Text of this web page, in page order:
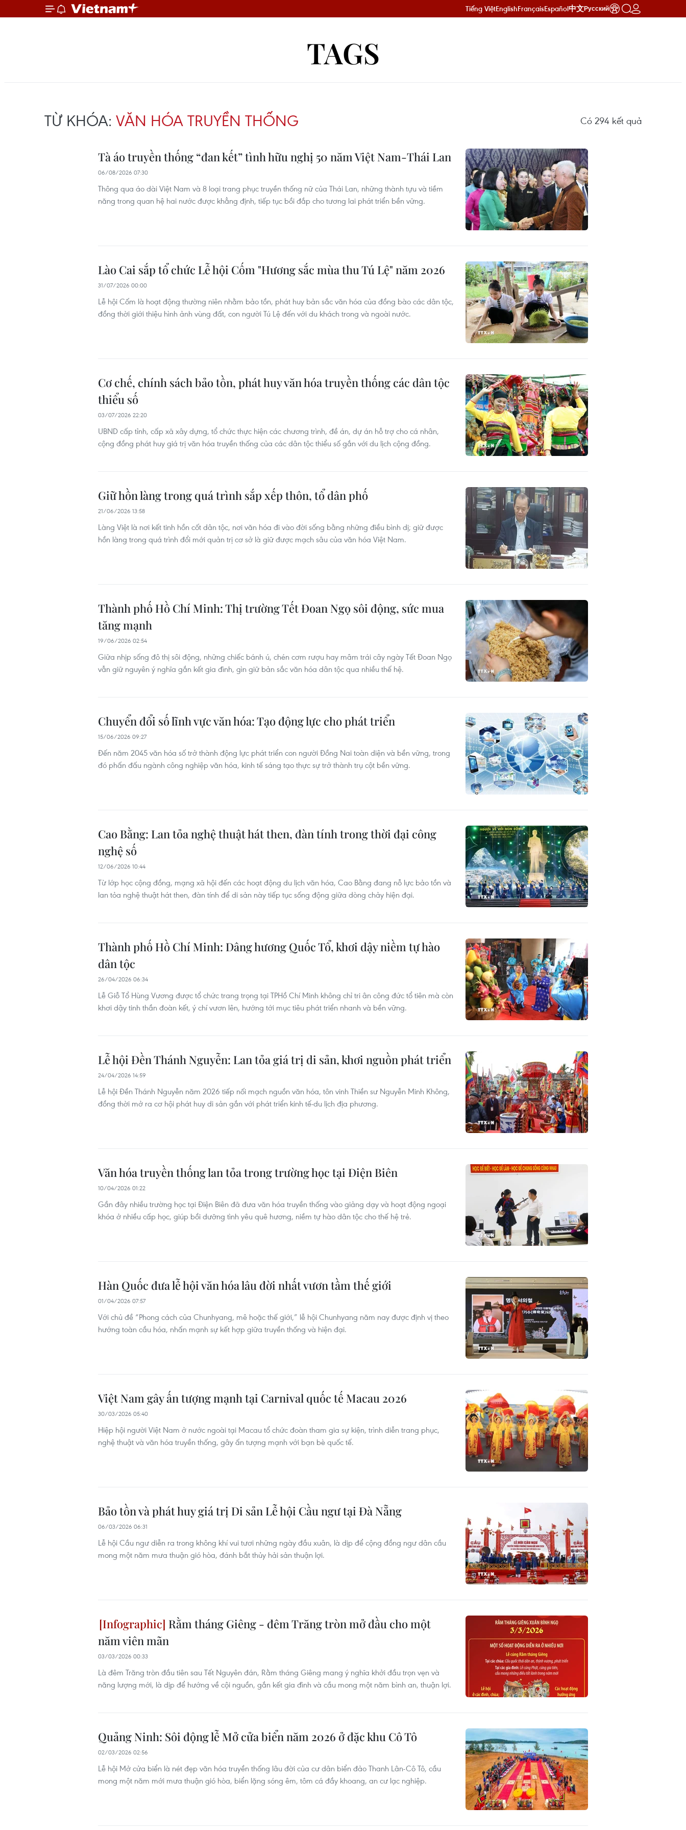
Tiếng ViệtEnglishFrançaisEspañol中文Русский
TAGS
TỪ KHÓA: VĂN HÓA TRUYỀN THỐNG Có 294 kết quả
Tà áo truyền thống “đan kết” tình hữu nghị 50 năm Việt Nam-Thái Lan
06/08/2026 07:30
Thông qua áo dài Việt Nam và 8 loại trang phục truyền thống nữ của Thái Lan, những thành tựu và tiềm
năng trong quan hệ hai nước được khẳng định, tiếp tục bồi đắp cho tương lai phát triển bền vững.
Lào Cai sắp tổ chức Lễ hội Cốm "Hương sắc mùa thu Tú Lệ" năm 2026
31/07/2026 00:00
Lễ hội Cốm là hoạt động thường niên nhằm bảo tồn, phát huy bản sắc văn hóa của đồng bào các dân tộc,
đồng thời giới thiệu hình ảnh vùng đất, con người Tú Lệ đến với du khách trong và ngoài nước.
Cơ chế, chính sách bảo tồn, phát huy văn hóa truyền thống các dân tộc
thiểu số
03/07/2026 22:20
UBND cấp tỉnh, cấp xã xây dựng, tổ chức thực hiện các chương trình, đề án, dự án hỗ trợ cho cá nhân,
cộng đồng phát huy giá trị văn hóa truyền thống của các dân tộc thiểu số gắn với du lịch cộng đồng.
Giữ hồn làng trong quá trình sắp xếp thôn, tổ dân phố
21/06/2026 13:58
Làng Việt là nơi kết tinh hồn cốt dân tộc, nơi văn hóa đi vào đời sống bằng những điều bình dị; giữ được
hồn làng trong quá trình đổi mới quản trị cơ sở là giữ được mạch sâu của văn hóa Việt Nam.
Thành phố Hồ Chí Minh: Thị trường Tết Đoan Ngọ sôi động, sức mua
tăng mạnh
19/06/2026 02:54
Giữa nhịp sống đô thị sôi động, những chiếc bánh ú, chén cơm rượu hay mâm trái cây ngày Tết Đoan Ngọ
vẫn giữ nguyên ý nghĩa gắn kết gia đình, gìn giữ bản sắc văn hóa dân tộc qua nhiều thế hệ.
Chuyển đổi số lĩnh vực văn hóa: Tạo động lực cho phát triển
15/06/2026 09:27
Đến năm 2045 văn hóa số trở thành động lực phát triển con người Đồng Nai toàn diện và bền vững, trong
đó phấn đấu ngành công nghiệp văn hóa, kinh tế sáng tạo thực sự trở thành trụ cột bền vững.
Cao Bằng: Lan tỏa nghệ thuật hát then, đàn tính trong thời đại công
nghệ số
12/06/2026 10:44
Từ lớp học cộng đồng, mạng xã hội đến các hoạt động du lịch văn hóa, Cao Bằng đang nỗ lực bảo tồn và
lan tỏa nghệ thuật hát then, đàn tính để di sản này tiếp tục sống động giữa dòng chảy hiện đại.
Thành phố Hồ Chí Minh: Dâng hương Quốc Tổ, khơi dậy niềm tự hào
dân tộc
26/04/2026 06:34
Lễ Giỗ Tổ Hùng Vương được tổ chức trang trọng tại TPHồ Chí Minh không chỉ tri ân công đức tổ tiên mà còn
khơi dậy tinh thần đoàn kết, ý chí vươn lên, hướng tới mục tiêu phát triển nhanh và bền vững.
Lễ hội Đền Thánh Nguyễn: Lan tỏa giá trị di sản, khơi nguồn phát triển
24/04/2026 14:59
Lễ hội Đền Thánh Nguyễn năm 2026 tiếp nối mạch nguồn văn hóa, tôn vinh Thiền sư Nguyễn Minh Không,
đồng thời mở ra cơ hội phát huy di sản gắn với phát triển kinh tế-du lịch địa phương.
Văn hóa truyền thống lan tỏa trong trường học tại Điện Biên
10/04/2026 01:22
Gần đây nhiều trường học tại Điện Biên đã đưa văn hóa truyền thống vào giảng dạy và hoạt động ngoại
khóa ở nhiều cấp học, giúp bồi dưỡng tình yêu quê hương, niềm tự hào dân tộc cho thế hệ trẻ.
Hàn Quốc đưa lễ hội văn hóa lâu đời nhất vươn tầm thế giới
01/04/2026 07:57
Với chủ đề “Phong cách của Chunhyang, mê hoặc thế giới,” lễ hội Chunhyang năm nay được định vị theo
hướng toàn cầu hóa, nhấn mạnh sự kết hợp giữa truyền thống và hiện đại.
Việt Nam gây ấn tượng mạnh tại Carnival quốc tế Macau 2026
30/03/2026 05:40
Hiệp hội người Việt Nam ở nước ngoài tại Macau tổ chức đoàn tham gia sự kiện, trình diễn trang phục,
nghệ thuật và văn hóa truyền thống, gây ấn tượng mạnh với bạn bè quốc tế.
Bảo tồn và phát huy giá trị Di sản Lễ hội Cầu ngư tại Đà Nẵng
06/03/2026 06:31
Lễ hội Cầu ngư diễn ra trong không khí vui tươi những ngày đầu xuân, là dịp để cộng đồng ngư dân cầu
mong một năm mưa thuận gió hòa, đánh bắt thủy hải sản thuận lợi.
Rằm tháng Giêng - đêm Trăng tròn mở đầu cho một
năm viên mãn
03/03/2026 00:33
Là đêm Trăng tròn đầu tiên sau Tết Nguyên đán, Rằm tháng Giêng mang ý nghĩa khởi đầu trọn vẹn và
năng lượng mới, là dịp để hướng về cội nguồn, gắn kết gia đình và cầu mong một năm bình an, thuận lợi.
Quảng Ninh: Sôi động lễ Mở cửa biển năm 2026 ở đặc khu Cô Tô
02/03/2026 02:56
Lễ hội Mở cửa biển là nét đẹp văn hóa truyền thống lâu đời của cư dân biển đảo Thanh Lân-Cô Tô, cầu
mong một năm mới mưa thuận gió hòa, biển lặng sóng êm, tôm cá đầy khoang, an cư lạc nghiệp.